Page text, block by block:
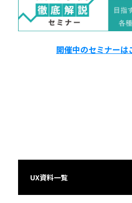
開催中のセミナーは
UX資料一覧